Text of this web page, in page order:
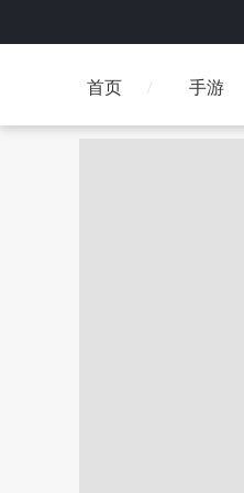
首页 手游